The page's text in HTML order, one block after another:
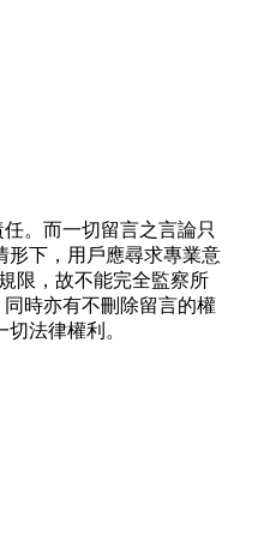
。而一切留言之言論只
形下，用戶應尋求專業意
限，故不能完全監察所
時亦有不刪除留言的權
法律權利。